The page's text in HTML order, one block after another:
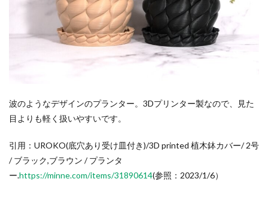
波のようなデザインのプランター。3Dプリンター製なので、見た
目よりも軽く扱いやすいです。
引用：UROKO(底穴あり受け皿付き)/3D printed 植木鉢カバー/ 2号
/ ブラック,ブラウン / プランタ
ー.https://minne.com/items/31890614(参照：2023/1/6）